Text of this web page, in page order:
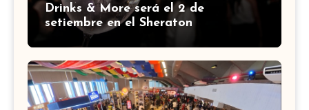
Drinks & More será el 2 de
setiembre en el Sheraton